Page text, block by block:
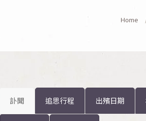
Home
訃聞 追思行程 出殯日期